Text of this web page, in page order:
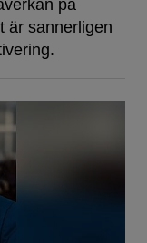
på
är sannerligen